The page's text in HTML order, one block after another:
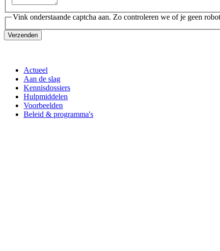
Vink onderstaande captcha aan. Zo controleren we of je geen
Verzenden
Actueel
Aan de slag
Kennisdossiers
Hulpmiddelen
Voorbeelden
Beleid & programma's